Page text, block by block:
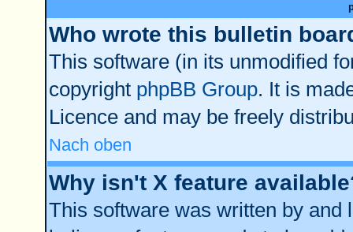
Who wrote this bulletin
This software (in its unmodified
copyright phpBB Group. It is
Licence and may be freely
Nach oben
Why isn't X feature
This software was written by and